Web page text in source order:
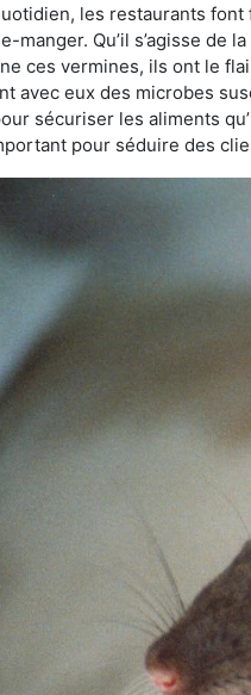
les restaurants font
manger. Qu’il s’agisse de
ces vermines, ils ont le
avec eux des microbes
sécuriser les aliments
pour séduire des